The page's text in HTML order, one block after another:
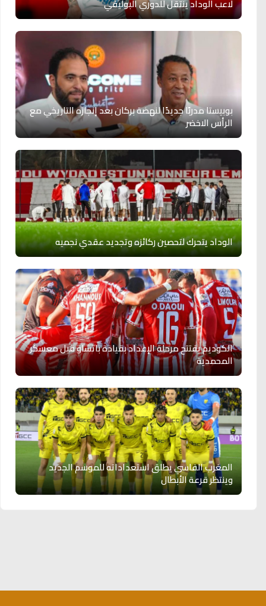
لاعب الوداد ينتقل للدوري البوليفي
بوبيستا مدربًا جديدًا لنهضة بركان بعد إنجازه التاريخي مع
الرأس الاخضر
الوداد يتحرك لتحصين ركائزه وتجديد عقدي نجميه
الكوديم يفتتح مرحلة الإعداد بقيادة باتشاو قبل معسكر
المحمدية
المغرب الفاسي يطلق استعداداته للموسم الجديد
وينتظر قرعة الأبطال